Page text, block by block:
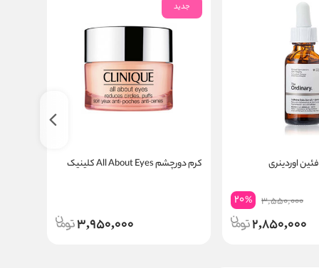
اوردینری
3,550,000
20%
2,850,000
جدید
کرم دورچشم All About Eyes کلینیک
3,950,000